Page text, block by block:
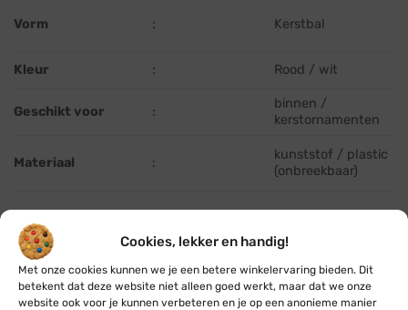
Cookies, lekker en handig!
Met onze cookies kunnen we je een betere winkelervaring bieden. Dit
betekent dat deze website niet alleen goed werkt, maar dat we onze
website ook voor je kunnen verbeteren en je op een anonieme manier
Vorm : Kerstbal
Kleur : Rood / wit
Geschikt voor :
binnen /
kerstornamenten
Materiaal :
kunststof / plastic
(onbreekbaar)
Afmetingen L x B x
H (cm)
: Ø 8 cm